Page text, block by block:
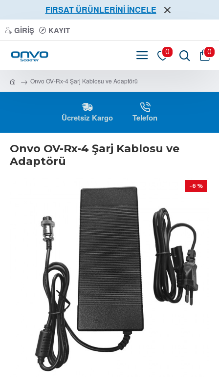
FIRSAT ÜRÜNLERİNİ İNCELE
GIRIŞ KAYIT
0 0
Onvo OV-Rx-4 Şarj Kablosu ve Adaptörü
Ücretsiz Kargo Telefon
Onvo OV-Rx-4 Şarj Kablosu ve
Adaptörü
-6 %